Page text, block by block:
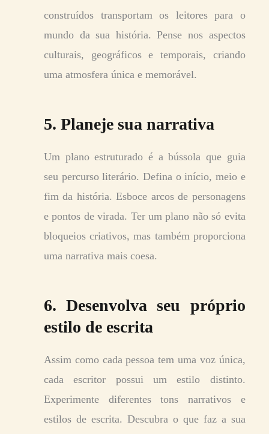
construídos transportam os leitores para o
mundo da sua história. Pense nos aspectos
culturais, geográficos e temporais, criando
uma atmosfera única e memorável.
5. Planeje sua narrativa
Um plano estruturado é a bússola que guia
seu percurso literário. Defina o início, meio e
fim da história. Esboce arcos de personagens
e pontos de virada. Ter um plano não só evita
bloqueios criativos, mas também proporciona
uma narrativa mais coesa.
6. Desenvolva seu próprio
estilo de escrita
Assim como cada pessoa tem uma voz única,
cada escritor possui um estilo distinto.
Experimente diferentes tons narrativos e
estilos de escrita. Descubra o que faz a sua